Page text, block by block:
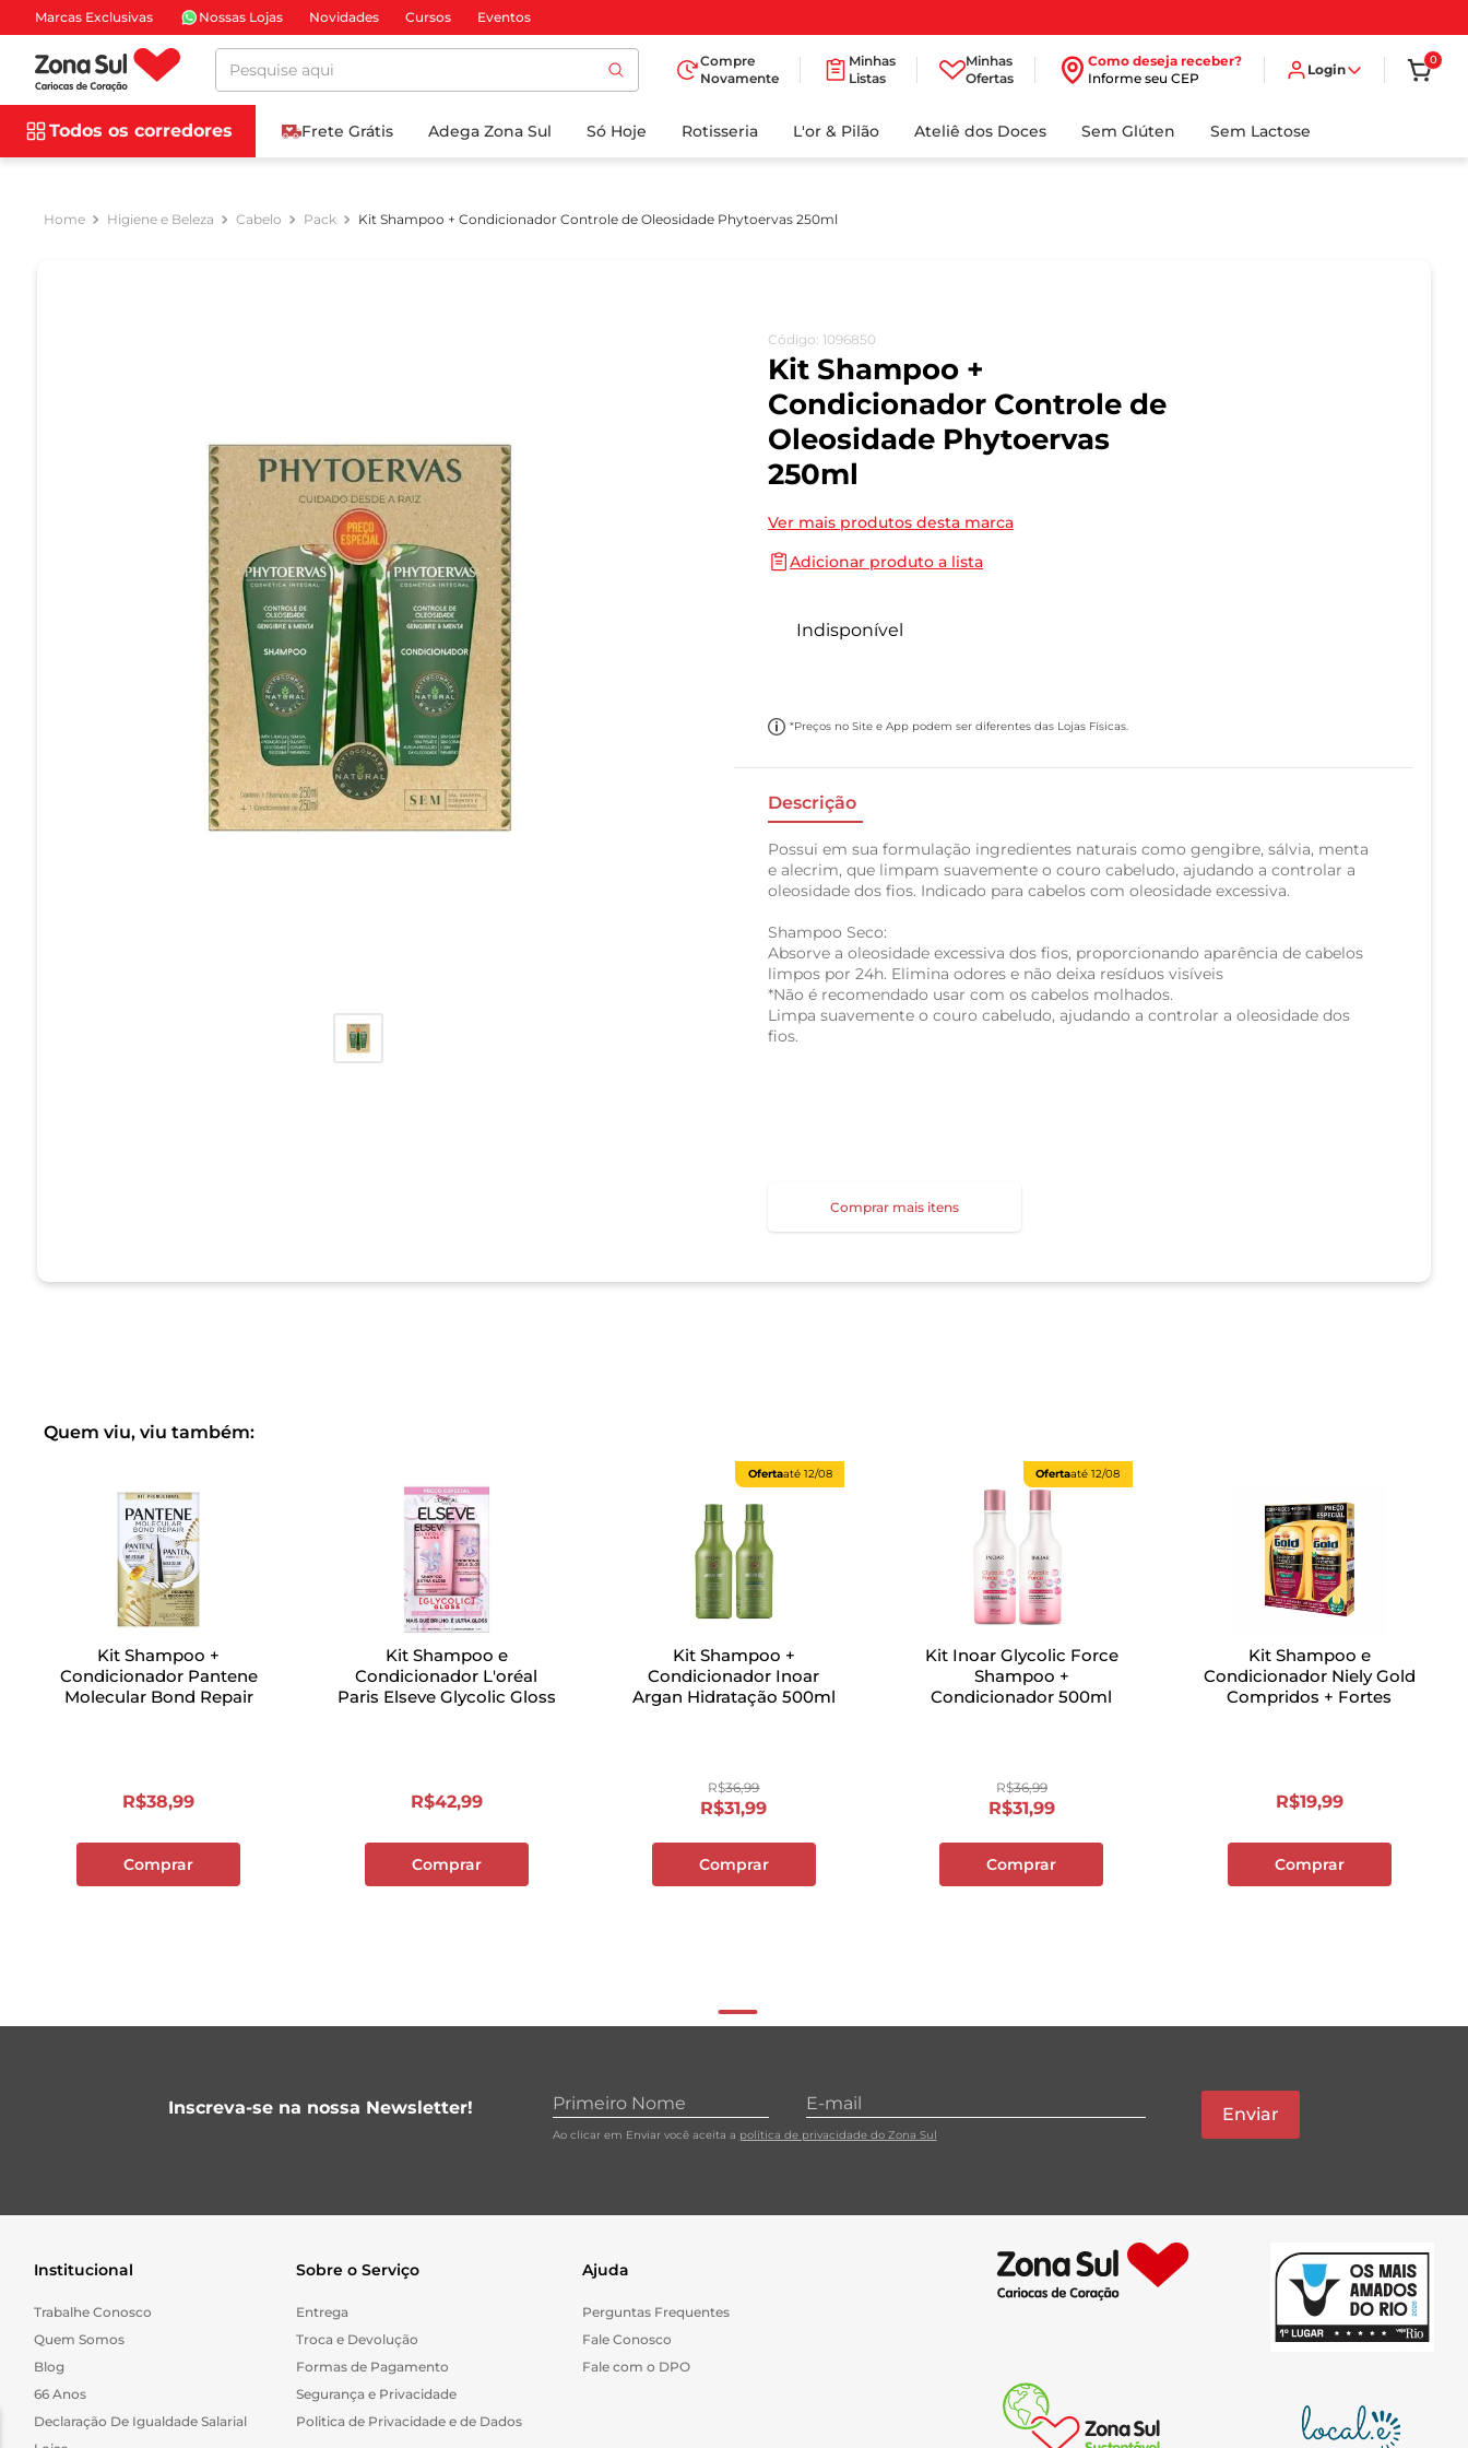
Marcas Exclusivas Nossas Lojas Novidades Cursos Eventos
Pesquise aqui
Compre
Novamente
Minhas
Listas
Minhas
Ofertas
Como deseja receber?
Informe seu CEP
Login
0
Todos os corredores Frete Grátis Adega Zona Sul Só Hoje Rotisseria L'or & Pilão Ateliê dos Doces Sem Glúten Sem Lactose
Higiene e Beleza Cabelo Pack Kit Shampoo + Condicionador Controle de Oleosidade Phytoervas 250ml
Código: 1096850
Kit Shampoo +
Condicionador Controle de
Oleosidade Phytoervas
250ml
Ver mais produtos desta marca
Adicionar produto a lista
Indisponível
*Preços no Site e App podem ser diferentes das Lojas Físicas.
Descrição
Possui em sua formulação ingredientes naturais como gengibre, sálvia, menta
e alecrim, que limpam suavemente o couro cabeludo, ajudando a controlar a
oleosidade dos fios. Indicado para cabelos com oleosidade excessiva.
Shampoo Seco:
Absorve a oleosidade excessiva dos fios, proporcionando aparência de cabelos
limpos por 24h. Elimina odores e não deixa resíduos visíveis
*Não é recomendado usar com os cabelos molhados.
Limpa suavemente o couro cabeludo, ajudando a controlar a oleosidade dos
fios.
Comprar mais itens
Quem viu, viu também:
Kit Shampoo +
Condicionador Pantene
Molecular Bond Repair
R$38,99
Comprar
Kit Shampoo e
Condicionador L'oréal
Paris Elseve Glycolic Gloss
R$42,99
Comprar
Ofertaaté 12/08
Kit Shampoo +
Condicionador Inoar
Argan Hidratação 500ml
R$36,99
R$31,99
Comprar
Ofertaaté12/08
Kit Inoar Glycolic Force
Shampoo +
Condicionador 500ml
R$36,99
R$31,99
Comprar
Kit Shampoo e
Condicionador Niely Gold
Compridos + Fortes
R$19,99
Comprar
Inscreva-se na nossa Newsletter!
Ao clicar em Enviar você aceita a política de privacidade do Zona Sul
Enviar
Institucional
Trabalhe Conosco
Quem Somos
Blog
66 Anos
Declaração De Igualdade Salarial
Sobre o Serviço
Entrega
Troca e Devolução
Formas de Pagamento
Segurança e Privacidade
Politica de Privacidade e de Dados
Ajuda
Perguntas Frequentes
Fale Conosco
Fale com o DPO
BUSCADOS